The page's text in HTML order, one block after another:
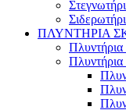
ΠΛΥΝΤΗΡΙΑ